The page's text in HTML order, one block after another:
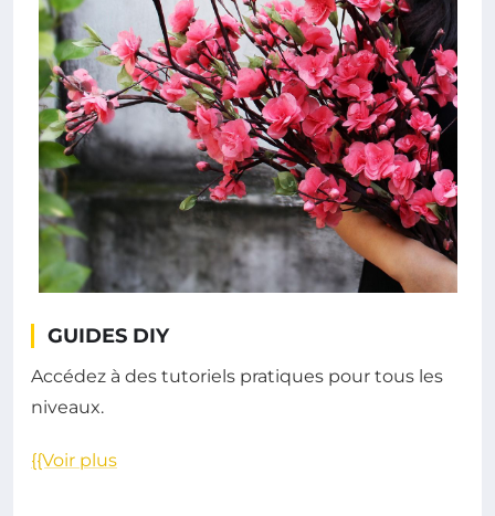
GUIDES DIY
Accédez à des tutoriels pratiques pour tous les
niveaux.
{{Voir plus